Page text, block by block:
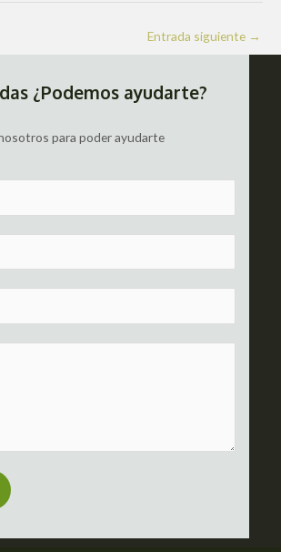
Entrada siguiente →
¿Podemos ayudarte?
para poder ayudarte